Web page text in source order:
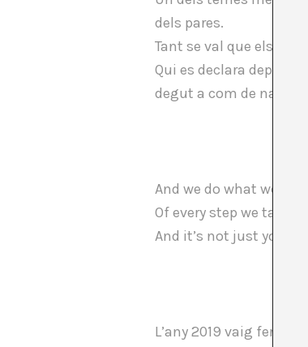
dels pares.
Tant se val que els
Qui es declara
degut a com de natural
And we do what we do
Of every step we take
And it’s not just you
L’any 2019 vaig fer